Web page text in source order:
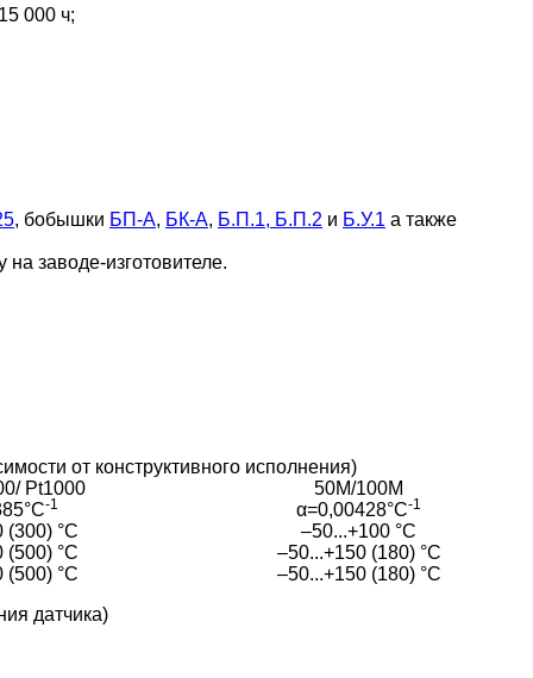
000 ч;
, бобышки БП-А, БК-А, Б.П.1, Б.П.2 и Б.У.1 а также
заводе-изготовителе.
от конструктивного исполнения)
Pt1000
50М/100М
-1 α=0,00428°С-1
(300) °С
–50...+100 °С
(500) °С
–50...+150 (180) °С
(500) °С
–50...+150 (180) °С
датчика)